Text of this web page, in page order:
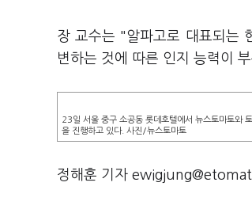
장 교수는 "알파고로 대표되는
변하는 것에 따른 인지 능력이
23일 서울 중구 소공동 롯데호텔에서 뉴스토마토와
을 진행하고 있다. 사진/뉴스토마토
정해훈 기자